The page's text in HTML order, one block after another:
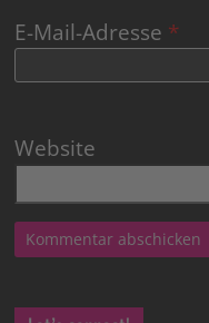
E-Mail-Adresse *
Website